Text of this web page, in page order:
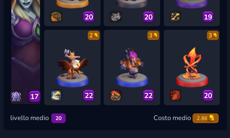
17
20 20 19
2
22
3
22
3
20
livello medio 20 Costo medio 2.86